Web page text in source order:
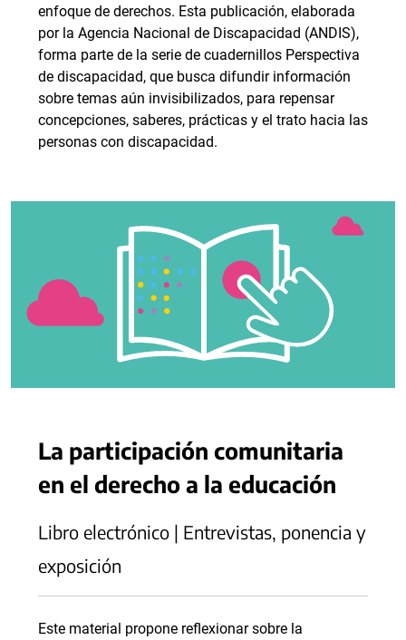
enfoque de derechos. Esta publicación, elaborada
por la Agencia Nacional de Discapacidad (ANDIS),
forma parte de la serie de cuadernillos Perspectiva
de discapacidad, que busca difundir información
sobre temas aún invisibilizados, para repensar
concepciones, saberes, prácticas y el trato hacia las
personas con discapacidad.
La participación comunitaria
en el derecho a la educación
Libro electrónico | Entrevistas, ponencia y
exposición
Este material propone reflexionar sobre la